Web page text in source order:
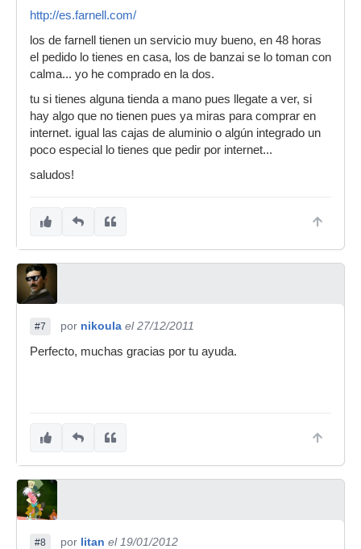
http://es.farnell.com/
los de farnell tienen un servicio muy bueno, en 48 horas
el pedido lo tienes en casa, los de banzai se lo toman con
calma... yo he comprado en la dos.
tu si tienes alguna tienda a mano pues llegate a ver, si
hay algo que no tienen pues ya miras para comprar en
internet. igual las cajas de aluminio o algún integrado un
poco especial lo tienes que pedir por internet...
saludos!
#7 por nikoula el 27/12/2011
Perfecto, muchas gracias por tu ayuda.
#8 por litan el 19/01/2012